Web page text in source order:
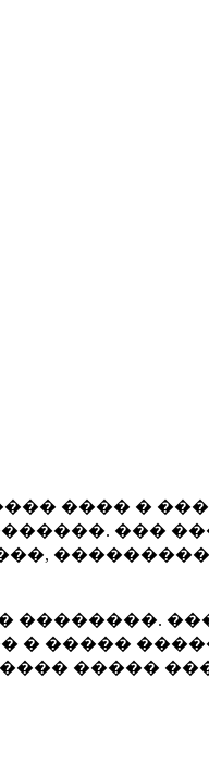
���� �
���
��������.
� �����
�����